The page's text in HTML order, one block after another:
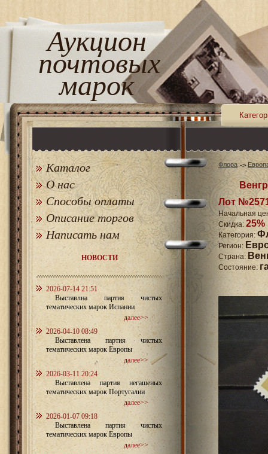
Аукцион
почтовых
марок
Каталог
О нас
Способы оплаты
Описание торгов
Написать нам
НОВОСТИ
2026-07-14 21:51
Выставлна партия чистых
тематических марок Испании
далее>>
2026-04-10 08:49
Выставлена партия чистых
тематических марок Европы
далее>>
2026-03-11 20:24
Выставлена партия негашеных
тематических марок Португалии
далее>>
2026-01-07 09:18
Выставлена партия чистых
тематических марок Европы
далее>>
Флора
Лот
Начальная
Скидка: 25%
Категория:
Регион:
Страна:
Состояние: